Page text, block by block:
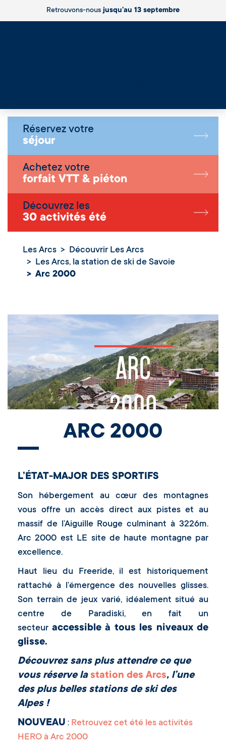
Retrouvons-nousjusqu’au 13 septembre
Réservez votre
séjour
Achetez votre
forfait VTT & piéton
Découvrez les
30 activités été
Les Arcs
Découvrir Les Arcs
Les Arcs, la station de ski de Savoie
Arc 2000
ARC 2000
L’ÉTAT-MAJOR DES SPORTIFS
Son hébergement au cœur des montagnes
vous offre un accès direct aux pistes et au
massif de l’Aiguille Rouge culminant à 3226m.
Arc 2000 est LE site de haute montagne par
excellence.
Haut lieu du Freeride, il est historiquement
rattaché à l’émergence des nouvelles glisses.
Son terrain de jeux varié, idéalement situé au
centre de Paradiski, en fait un
secteur accessible à tous les niveaux de
glisse.
Découvrez sans plus attendre ce que
vous réserve la station des Arcs, l’une
des plus belles stations de ski des
Alpes !
NOUVEAU : Retrouvez cet été les activités
HERO à Arc 2000